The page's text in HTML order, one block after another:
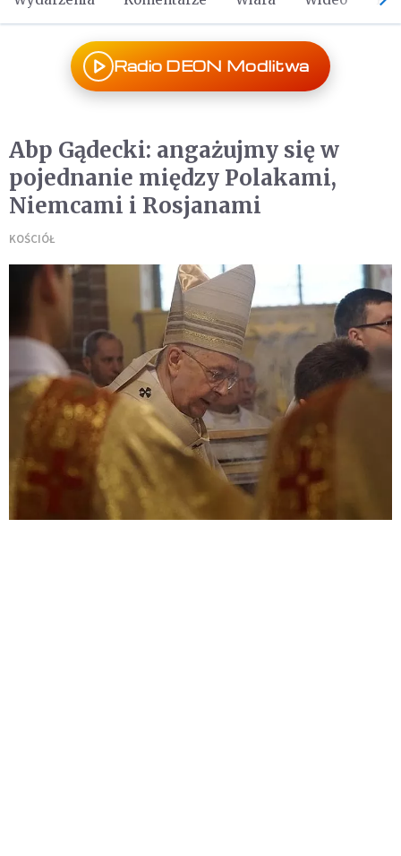
Radio DEON Modlitwa
Abp Gądecki: angażujmy się w
pojednanie między Polakami,
Niemcami i Rosjanami
KOŚCIÓŁ